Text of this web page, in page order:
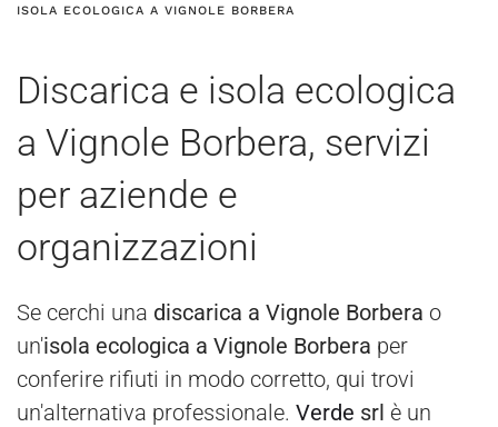
ISOLA ECOLOGICA A VIGNOLE BORBERA
Discarica e isola ecologica
a Vignole Borbera, servizi
per aziende e
organizzazioni
Se cerchi una discarica a Vignole Borbera o
un'isola ecologica a Vignole Borbera per
conferire rifiuti in modo corretto, qui trovi
un'alternativa professionale. Verde srl è un